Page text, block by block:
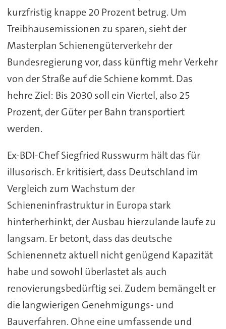
kurzfristig knappe 20 Prozent betrug. Um
Treibhausemissionen zu sparen, sieht der
Masterplan Schienengüterverkehr der
Bundesregierung vor, dass künftig mehr Verkehr
von der Straße auf die Schiene kommt. Das
hehre Ziel: Bis 2030 soll ein Viertel, also 25
Prozent, der Güter per Bahn transportiert
werden.
Ex-BDI-Chef Siegfried Russwurm hält das für
illusorisch. Er kritisiert, dass Deutschland im
Vergleich zum Wachstum der
Schieneninfrastruktur in Europa stark
hinterherhinkt, der Ausbau hierzulande laufe zu
langsam. Er betont, dass das deutsche
Schienennetz aktuell nicht genügend Kapazität
habe und sowohl überlastet als auch
renovierungsbedürftig sei. Zudem bemängelt er
die langwierigen Genehmigungs- und
Bauverfahren. Ohne eine umfassende und